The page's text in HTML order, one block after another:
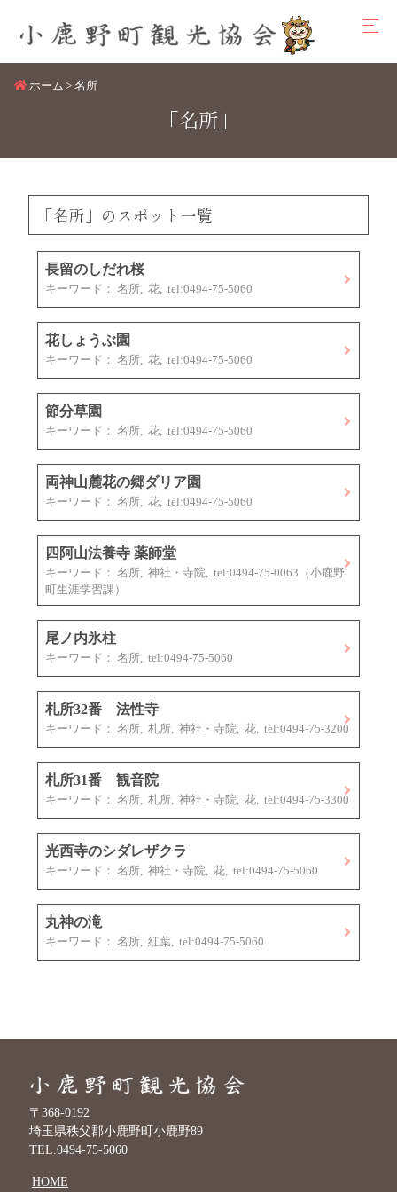
ホーム 名所
「名所」
「名所」のスポット一覧
長留のしだれ桜
キーワード： 名所, 花, tel:0494-75-5060
花しょうぶ園
キーワード： 名所, 花, tel:0494-75-5060
節分草園
キーワード： 名所, 花, tel:0494-75-5060
両神山麓花の郷ダリア園
キーワード： 名所, 花, tel:0494-75-5060
四阿山法養寺 薬師堂
キーワード： 名所, 神社・寺院, tel:0494-75-0063（小鹿野
町生涯学習課）
尾ノ内氷柱
キーワード： 名所, tel:0494-75-5060
札所32番 法性寺
キーワード： 名所, 札所, 神社・寺院, 花, tel:0494-75-3200
札所31番 観音院
キーワード： 名所, 札所, 神社・寺院, 花, tel:0494-75-3300
光西寺のシダレザクラ
キーワード： 名所, 神社・寺院, 花, tel:0494-75-5060
丸神の滝
キーワード： 名所, 紅葉, tel:0494-75-5060
〒368-0192
埼玉県秩父郡小鹿野町小鹿野89
TEL.0494-75-5060
HOME